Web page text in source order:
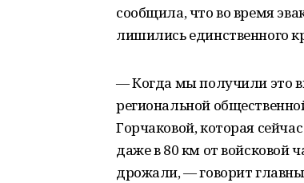
сообщила, что во время
лишились единственного
— Когда мы получили это
региональной
Горчаковой, которая
даже в 80 км от войсковой
дрожали, — говорит